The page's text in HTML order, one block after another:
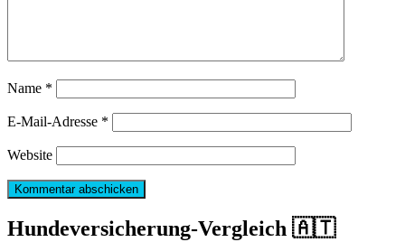
Name *
E-Mail-Adresse *
Website
Hundeversicherung-Vergleich 🇦🇹